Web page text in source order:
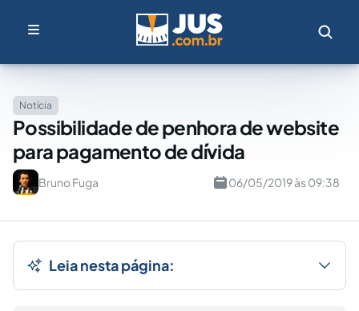
Notícia
Possibilidade de penhora de website
para pagamento de dívida
Bruno Fuga 06/05/2019 às 09:38
Leia nesta página: